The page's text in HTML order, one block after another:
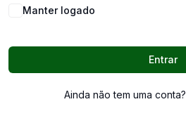
Manter logado
Entrar
Ainda não tem uma conta?